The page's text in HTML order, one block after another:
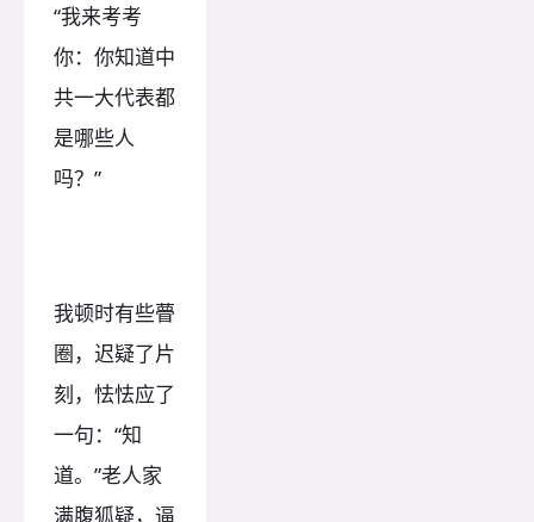
“我来考考
你：你知道中
共一大代表都
是哪些人
吗？”
我顿时有些瞢
圈，迟疑了片
刻，怯怯应了
一句：“知
道。”老人家
满腹狐疑，逼